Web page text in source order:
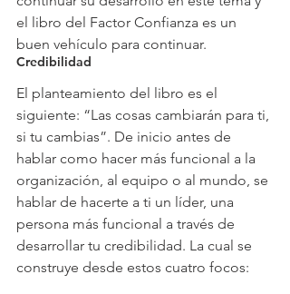
el libro del Factor Confianza es un
buen vehículo para continuar.
Credibilidad
El planteamiento del libro es el
siguiente: “Las cosas cambiarán para ti,
si tu cambias”. De inicio antes de
hablar como hacer más funcional a la
organización, al equipo o al mundo, se
hablar de hacerte a ti un líder, una
persona más funcional a través de
desarrollar tu credibilidad. La cual se
construye desde estos cuatro focos: